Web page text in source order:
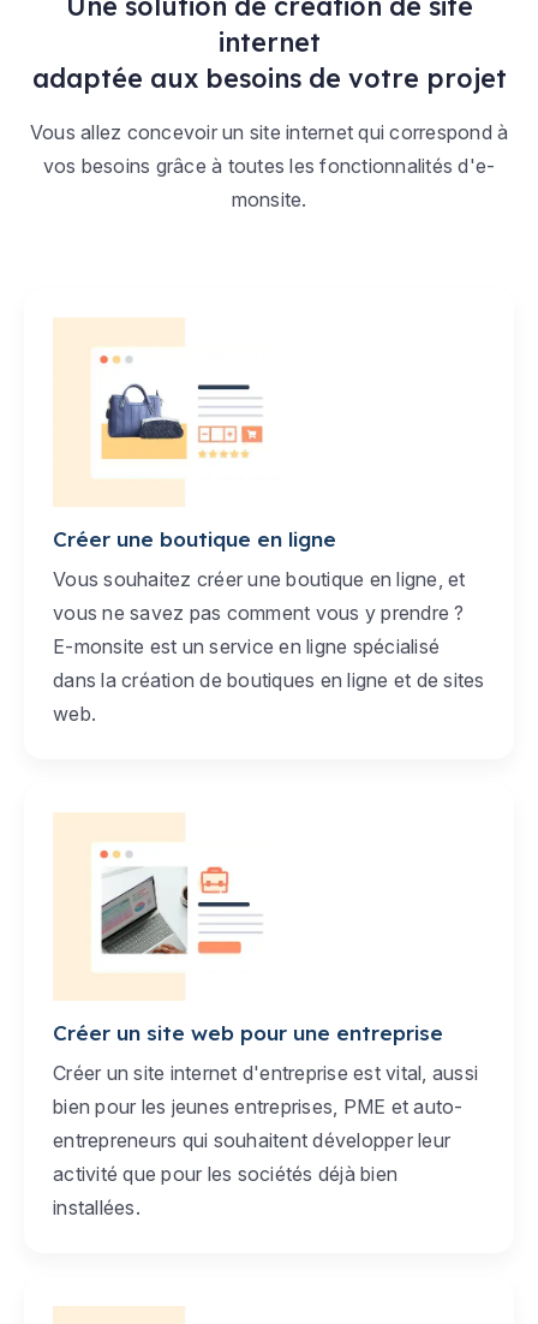
internet
adaptée aux besoins de votre projet
Vous allez concevoir un site internet qui correspond à
vos besoins grâce à toutes les fonctionnalités d'e-
monsite.
Créer une boutique en ligne
Vous souhaitez créer une boutique en ligne, et
vous ne savez pas comment vous y prendre ?
E-monsite est un service en ligne spécialisé
dans la création de boutiques en ligne et de sites
web.
Créer un site web pour une entreprise
Créer un site internet d'entreprise est vital, aussi
bien pour les jeunes entreprises, PME et auto-
entrepreneurs qui souhaitent développer leur
activité que pour les sociétés déjà bien
installées.